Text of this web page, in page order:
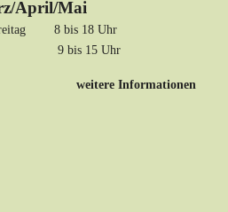
April/Mai
8 bis 18 Uhr
9 bis 15 Uhr
weitere Informationen